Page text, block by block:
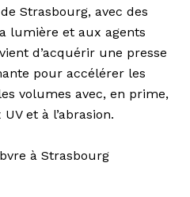
Strasbourg, avec des
lumière et aux agents
d’acquérir une presse
pour accélérer les
volumes avec, en prime,
et à l’abrasion.
à Strasbourg